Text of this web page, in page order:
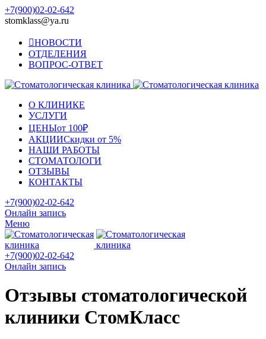
+7(900)02-02-642
stomklass@ya.ru
НОВОСТИ
ОТДЕЛЕНИЯ
ВОПРОС-ОТВЕТ
О КЛИНИКЕ
УСЛУГИ
ЦЕНЫот 100₽
АКЦИИСкидки от 5%
НАШИ РАБОТЫ
СТОМАТОЛОГИ
ОТЗЫВЫ
КОНТАКТЫ
+7(900)02-02-642
Онлайн запись
Меню
+7(900)02-02-642
Онлайн запись
Отзывы стоматологической
клиники СтомКласс